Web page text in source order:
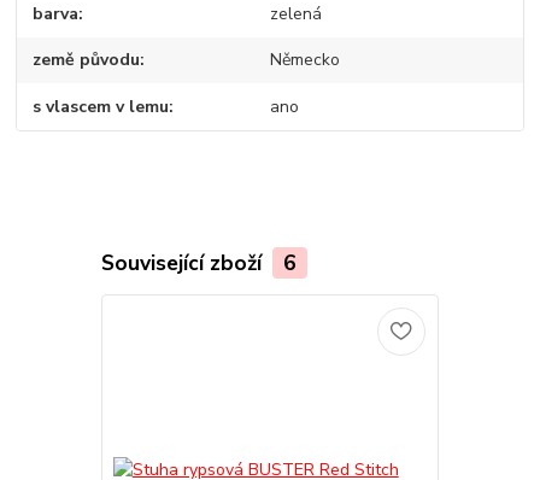
barva zelená
země původu Německo
s vlascem v lemu ano
Související zboží 6